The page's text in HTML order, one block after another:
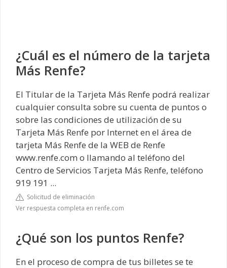
¿Cuál es el número de la tarjeta
Más Renfe?
El Titular de la Tarjeta Más Renfe podrá realizar
cualquier consulta sobre su cuenta de puntos o
sobre las condiciones de utilización de su
Tarjeta Más Renfe por Internet en el área de
tarjeta Más Renfe de la WEB de Renfe
www.renfe.com o llamando al teléfono del
Centro de Servicios Tarjeta Más Renfe, teléfono
919 191 ...
Solicitud de eliminación
Ver respuesta completa en renfe.com
¿Qué son los puntos Renfe?
En el proceso de compra de tus billetes se te